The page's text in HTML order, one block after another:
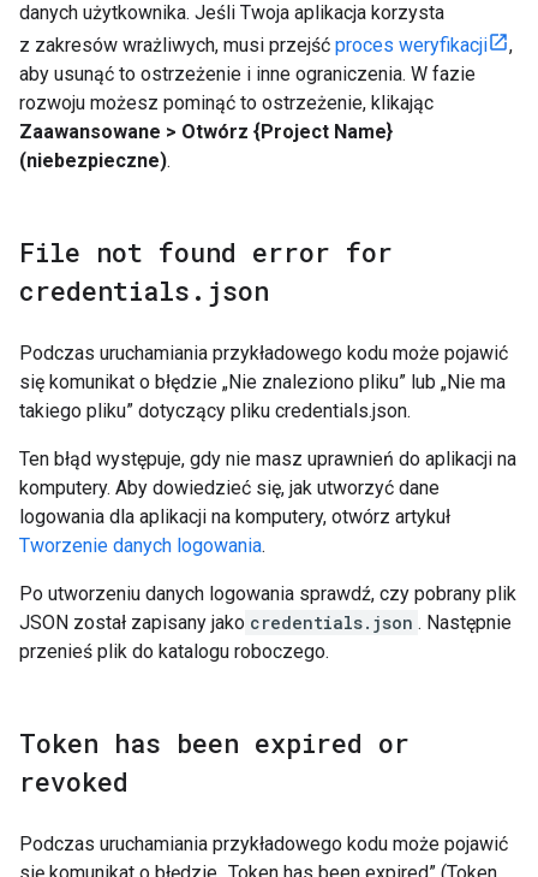
danych użytkownika. Jeśli Twoja aplikacja korzysta
z zakresów wrażliwych, musi przejść proces weryfikacji
,
aby usunąć to ostrzeżenie i inne ograniczenia. W fazie
rozwoju możesz pominąć to ostrzeżenie, klikając
Zaawansowane > Otwórz {Project Name}
(niebezpieczne).
File not found error for
credentials . json
Podczas uruchamiania przykładowego kodu może pojawić
się komunikat o błędzie „Nie znaleziono pliku” lub „Nie ma
takiego pliku” dotyczący pliku credentials.json.
Ten błąd występuje, gdy nie masz uprawnień do aplikacji na
komputery. Aby dowiedzieć się, jak utworzyć dane
logowania dla aplikacji na komputery, otwórz artykuł
Tworzenie danych logowania.
Po utworzeniu danych logowania sprawdź, czy pobrany plik
JSON został zapisany jako credentials.json . Następnie
przenieś plik do katalogu roboczego.
Token has been expired or
revoked
Podczas uruchamiania przykładowego kodu może pojawić